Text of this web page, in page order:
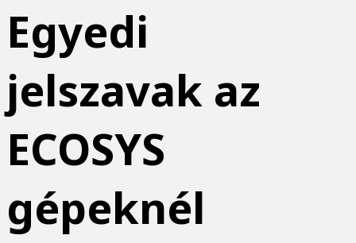
Egyedi
jelszavak az
ECOSYS
gépeknél